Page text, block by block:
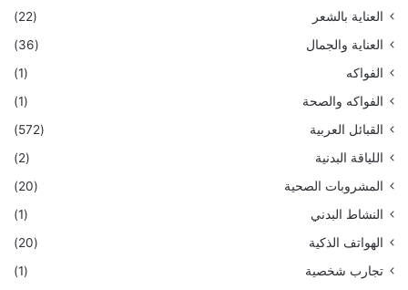
العناية بالشعر
(22)
العناية والجمال
(36)
الفواكه
(1)
الفواكه والصحة
(1)
القبائل العربية
(572)
اللياقة البدنية
(2)
المشروبات الصحية
(20)
النشاط البدني
(1)
الهواتف الذكية
(20)
تجارب شخصية
(1)